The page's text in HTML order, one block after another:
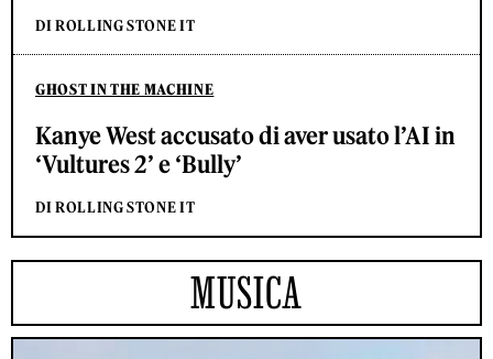
DI ROLLING STONE IT
GHOST IN THE MACHINE
Kanye West accusato di aver usato l’AI in
‘Vultures 2’ e ‘Bully’
DI ROLLING STONE IT
MUSICA